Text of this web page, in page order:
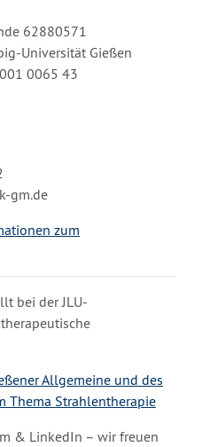
62880571
Universität Gießen
0065 43
gm.de
zum
bei der JLU-
Allgemeine und des
Thema Strahlentherapie
& LinkedIn – wir freuen